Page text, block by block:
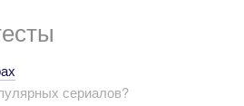
сериалов?